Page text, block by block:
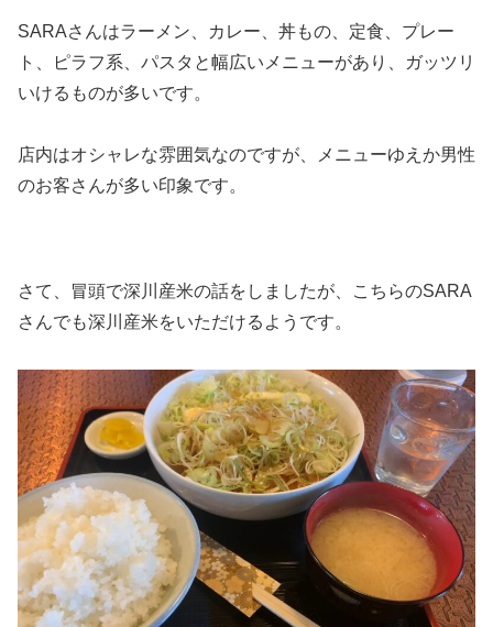
SARAさんはラーメン、カレー、丼もの、定食、プレー
ト、ピラフ系、パスタと幅広いメニューがあり、ガッツリ
いけるものが多いです。
店内はオシャレな雰囲気なのですが、メニューゆえか男性
のお客さんが多い印象です。
さて、冒頭で深川産米の話をしましたが、こちらのSARA
さんでも深川産米をいただけるようです。